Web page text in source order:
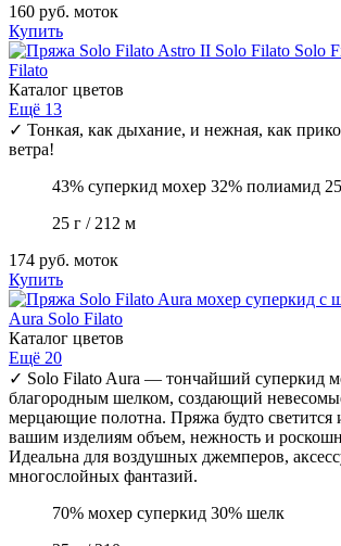
160 руб. моток
Купить
Solo
Filato
Каталог цветов
Ещё 13
✓ Тонкая, как дыхание, и нежная, как
ветра!
43% суперкид мохер 32% полиамид
25 г / 212 м
174 руб. моток
Купить
Aura Solo Filato
Каталог цветов
Ещё 20
✓ Solo Filato Aura — тончайший суперкид
благородным шелком, создающий
мерцающие полотна. Пряжа будто светится
вашим изделиям объем, нежность и
Идеальна для воздушных джемперов,
многослойных фантазий.
70% мохер суперкид 30% шелк